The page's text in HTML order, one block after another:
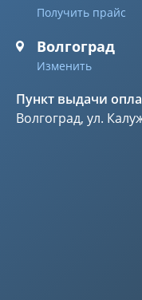
Получить прайс
Волгоград
Изменить
Пункт выдачи
Волгоград, ул.